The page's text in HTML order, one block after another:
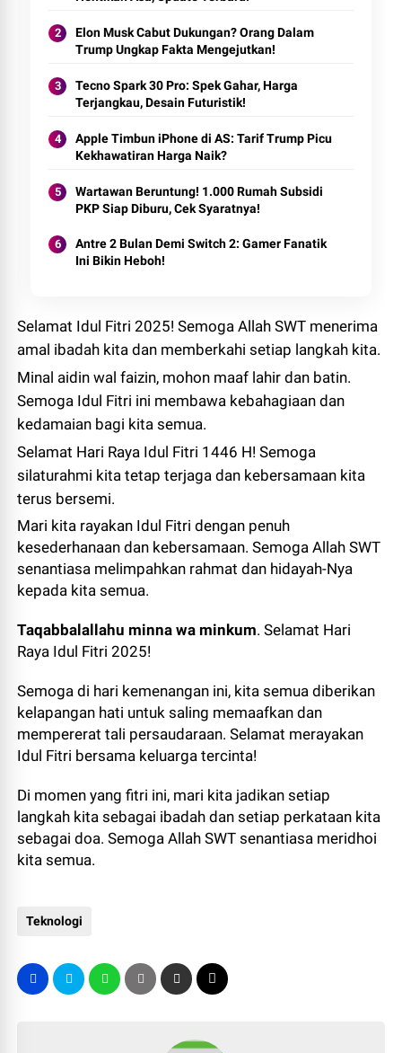
Elon Musk Cabut Dukungan? Orang Dalam
Trump Ungkap Fakta Mengejutkan!
Tecno Spark 30 Pro: Spek Gahar, Harga
Terjangkau, Desain Futuristik!
Apple Timbun iPhone di AS: Tarif Trump Picu
Kekhawatiran Harga Naik?
Wartawan Beruntung! 1.000 Rumah Subsidi
PKP Siap Diburu, Cek Syaratnya!
Antre 2 Bulan Demi Switch 2: Gamer Fanatik
Ini Bikin Heboh!
Selamat Idul Fitri 2025! Semoga Allah SWT menerima
amal ibadah kita dan memberkahi setiap langkah kita.
Minal aidin wal faizin, mohon maaf lahir dan batin.
Semoga Idul Fitri ini membawa kebahagiaan dan
kedamaian bagi kita semua.
Selamat Hari Raya Idul Fitri 1446 H! Semoga
silaturahmi kita tetap terjaga dan kebersamaan kita
terus bersemi.
Mari kita rayakan Idul Fitri dengan penuh
kesederhanaan dan kebersamaan. Semoga Allah SWT
senantiasa melimpahkan rahmat dan hidayah-Nya
kepada kita semua.
Taqabbalallahu minna wa minkum. Selamat Hari
Raya Idul Fitri 2025!
Semoga di hari kemenangan ini, kita semua diberikan
kelapangan hati untuk saling memaafkan dan
mempererat tali persaudaraan. Selamat merayakan
Idul Fitri bersama keluarga tercinta!
Di momen yang fitri ini, mari kita jadikan setiap
langkah kita sebagai ibadah dan setiap perkataan kita
sebagai doa. Semoga Allah SWT senantiasa meridhoi
kita semua.
Teknologi